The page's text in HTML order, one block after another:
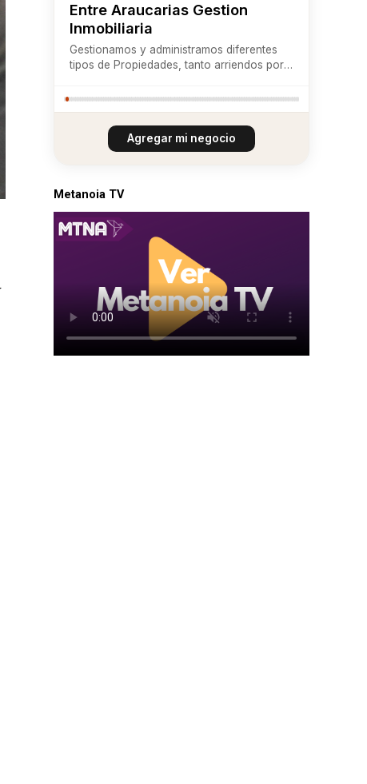
Entre Araucarias Gestion
Inmobiliaria
Gestionamos y administramos diferentes
tipos de Propiedades, tanto arriendos por
Agregar mi negocio
Metanoia TV